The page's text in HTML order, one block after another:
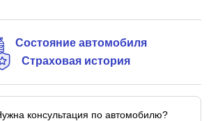
Состояние автомобиля
Страховая история
консультация по автомобилю?